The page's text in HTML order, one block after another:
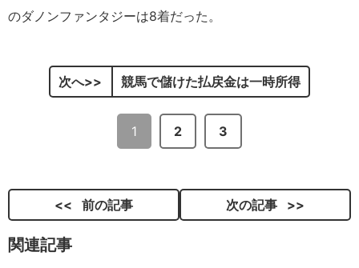
のダノンファンタジーは8着だった。
次へ 競馬で儲けた払戻金は一時所得
1 2 3
前の記事 次の記事
関連記事